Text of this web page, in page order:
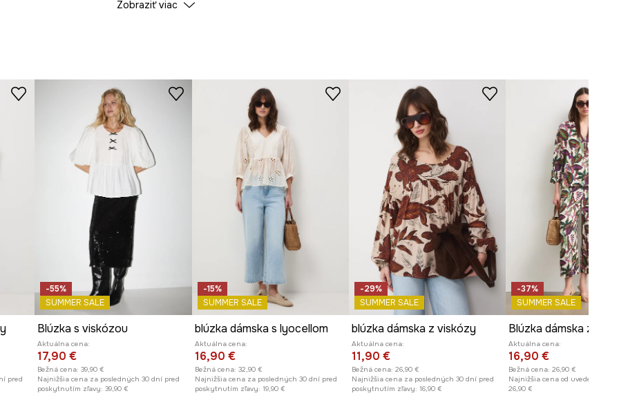
Zobraziť viac
pred
-55%
SUMMER SALE
Blúzka s viskózou
Aktuálna cena:
17,90 €
Bežná cena: 39,90 €
Najnižšia cena za posledných 30 dní pred
poskytnutím zľavy: 39,90 €
-15%
SUMMER SALE
blúzka dámska s lyocellom
Aktuálna cena:
16,90 €
Bežná cena: 32,90 €
Najnižšia cena za posledných 30 dní pred
poskytnutím zľavy: 19,90 €
-29%
SUMMER SALE
blúzka dámska z viskózy
Aktuálna cena:
11,90 €
Bežná cena: 26,90 €
Najnižšia cena za posledných 30 dní pred
poskytnutím zľavy: 16,90 €
-37%
SUMMER SALE
Blúzka dámska z
Aktuálna cena:
16,90 €
Bežná cena: 26,90 €
Najnižšia cena od uvedenia do
26,90 €